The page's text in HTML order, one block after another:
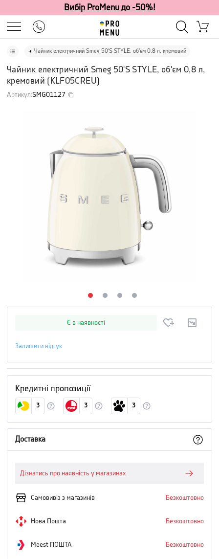
Вибір ProMenu до -50%!
Чайник електричний Smeg 50'S STYLE, об'єм 0,8 л, кремовий
Чайник електричний Smeg 50'S STYLE, об'єм 0,8 л,
кремовий ( KLF05CREU)
Артикул:SMG01127
Є в наявності
Залишити відгук
Кредитні пропозиції
3 3 3
Доставка
Дізнатись про наявність у магазинах
Самовивіз з магазинів Безкоштовно
Нова Пошта Безкоштовно
Meest ПОШТА Безкоштовно